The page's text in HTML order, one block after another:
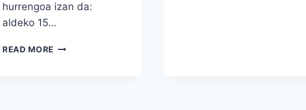
hurrengoa izan da:
aldeko 15…
READ MORE HERRIKO